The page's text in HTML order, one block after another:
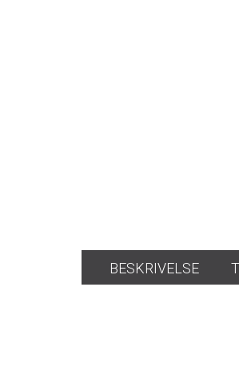
BESKRIVELSE